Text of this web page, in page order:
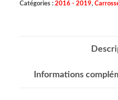
Catégories : 2016 - 2019,
Informations